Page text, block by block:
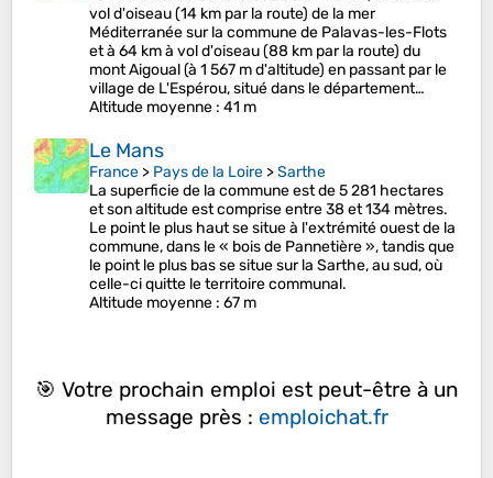
vol d'oiseau (14 km par la route) de la mer
Méditerranée sur la commune de Palavas-les-Flots
et à 64 km à vol d'oiseau (88 km par la route) du
mont Aigoual (à 1 567 m d'altitude) en passant par le
village de L'Espérou, situé dans le département…
Altitude moyenne : 41 m
Le Mans
France > Pays de la Loire >Sarthe
La superficie de la commune est de 5 281 hectares
et son altitude est comprise entre 38 et 134 mètres.
Le point le plus haut se situe à l'extrémité ouest de la
commune, dans le « bois de Pannetière », tandis que
le point le plus bas se situe sur la Sarthe, au sud, où
celle-ci quitte le territoire communal.
Altitude moyenne : 67 m
🎯 Votre prochain emploi est peut-être à un
message près : emploichat.fr